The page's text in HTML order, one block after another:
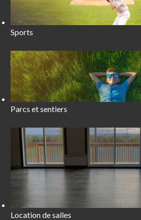
Sports
Parcs et sentiers
Location de salles